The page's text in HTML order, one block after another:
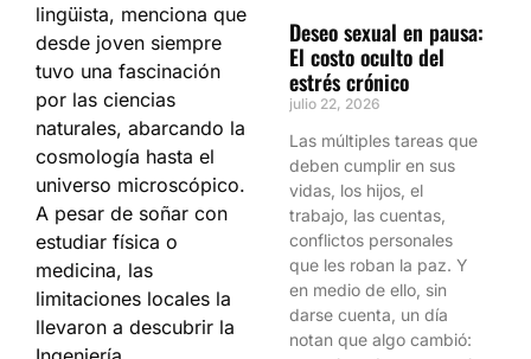
lingüista, menciona que
desde joven siempre
tuvo una fascinación
por las ciencias
naturales, abarcando la
cosmología hasta el
universo microscópico.
A pesar de soñar con
estudiar física o
medicina, las
limitaciones locales la
llevaron a descubrir la
Deseo sexual en pausa:
El costo oculto del
estrés crónico
julio 22, 2026
Las múltiples tareas que
deben cumplir en sus
vidas, los hijos, el
trabajo, las cuentas,
conflictos personales
que les roban la paz. Y
en medio de ello, sin
darse cuenta, un día
notan que algo cambió: